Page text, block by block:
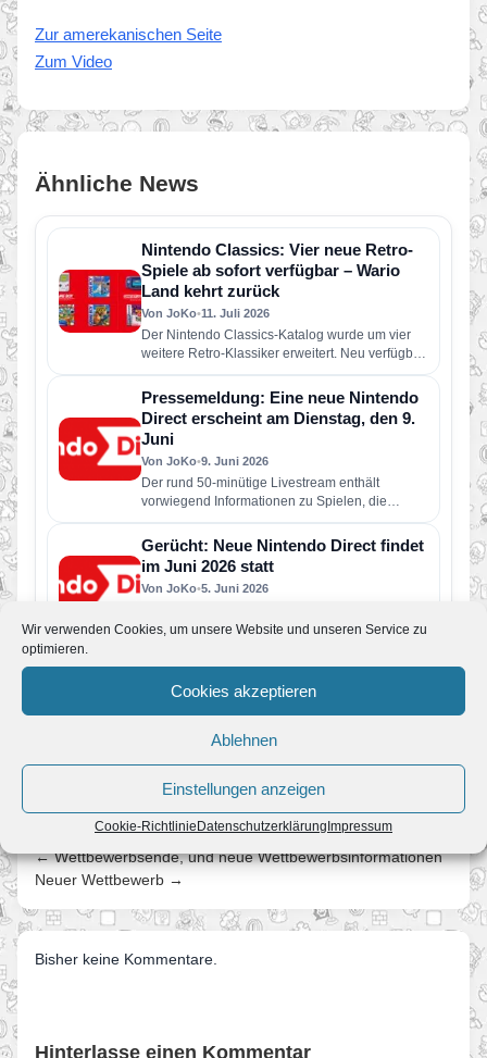
Wir verwenden Cookies, um unsere Website und unseren Service zu
optimieren.
Cookies akzeptieren
Ablehnen
Einstellungen anzeigen
Cookie-Richtlinie Datenschutzerklärung Impressum
Zur amerekanischen Seite
Zum Video
Ähnliche News
Nintendo Classics: Vier neue Retro-
Spiele ab sofort verfügbar – Wario
Land kehrt zurück
Von JoKo•11. Juli 2026
Der Nintendo Classics-Katalog wurde um vier
weitere Retro-Klassiker erweitert. Neu verfügbar
sind die folgenden Spiele: Wario Land: Super…
Pressemeldung: Eine neue Nintendo
Direct erscheint am Dienstag, den 9.
Juni
Von JoKo•9. Juni 2026
Der rund 50-minütige Livestream enthält
vorwiegend Informationen zu Spielen, die
dieses Jahr für Nintendo Switch 2 und Nintendo
Switch erscheinen…
Gerücht: Neue Nintendo Direct findet
im Juni 2026 statt
Von JoKo•5. Juni 2026
große Nintendo Direct bevor? Laut aktuellen
Super Mario Galaxy und was Fans in
den nächsten Jahren erwartet
Von JoKo•8. April 2026
Manche Spiele verschwinden nach ein paar
← Wettbewerbsende, und neue Wettbewerbsinformationen
Neuer Wettbewerb →
Bisher keine Kommentare.
Hinterlasse einen Kommentar